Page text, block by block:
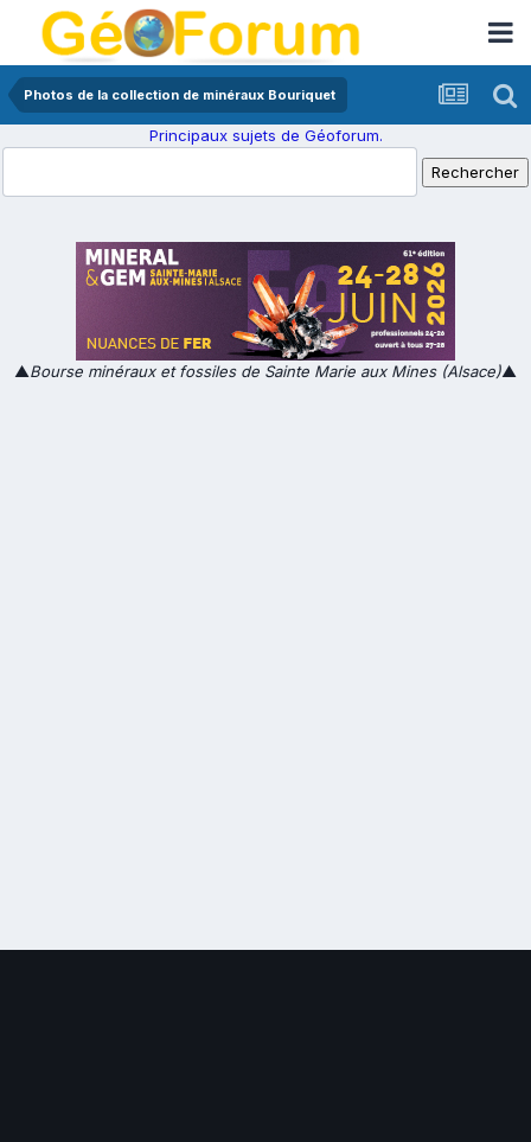
Photos de la collection de minéraux Bouriquet
Principaux sujets de Géoforum.
▲Bourse minéraux et fossiles de Sainte Marie aux Mines (Alsace)▲